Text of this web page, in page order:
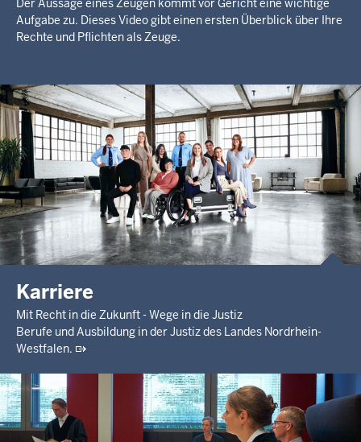
Der Aussage eines Zeugen kommt vor Gericht eine wichtige
Aufgabe zu. Dieses Video gibt einen ersten Überblick über Ihre
Rechte und Pflichten als Zeuge.
Karriere
Mit Recht in die Zukunft - Wege in die Justiz
Berufe und Ausbildung in der Justiz des Landes Nordrhein-
Westfalen.